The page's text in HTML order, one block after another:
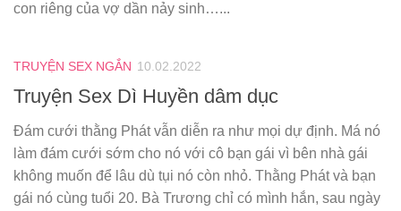
con riêng của vợ dần nảy sinh…...
TRUYỆN SEX NGẮN 10.02.2022
Truyện Sex Dì Huyền dâm dục
Đám cưới thằng Phát vẫn diễn ra như mọi dự định. Má nó
làm đám cưới sớm cho nó với cô bạn gái vì bên nhà gái
không muốn để lâu dù tụi nó còn nhỏ. Thằng Phát và bạn
gái nó cùng tuổi 20. Bà Trương chỉ có mình hắn, sau ngày